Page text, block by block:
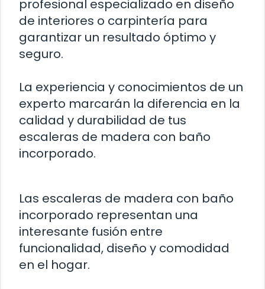
profesional especializado en diseño
de interiores o carpintería para
garantizar un resultado óptimo y
seguro.
La experiencia y conocimientos de un
experto marcarán la diferencia en la
calidad y durabilidad de tus
escaleras de madera con baño
incorporado.
Las escaleras de madera con baño
incorporado representan una
interesante fusión entre
funcionalidad, diseño y comodidad
en el hogar.